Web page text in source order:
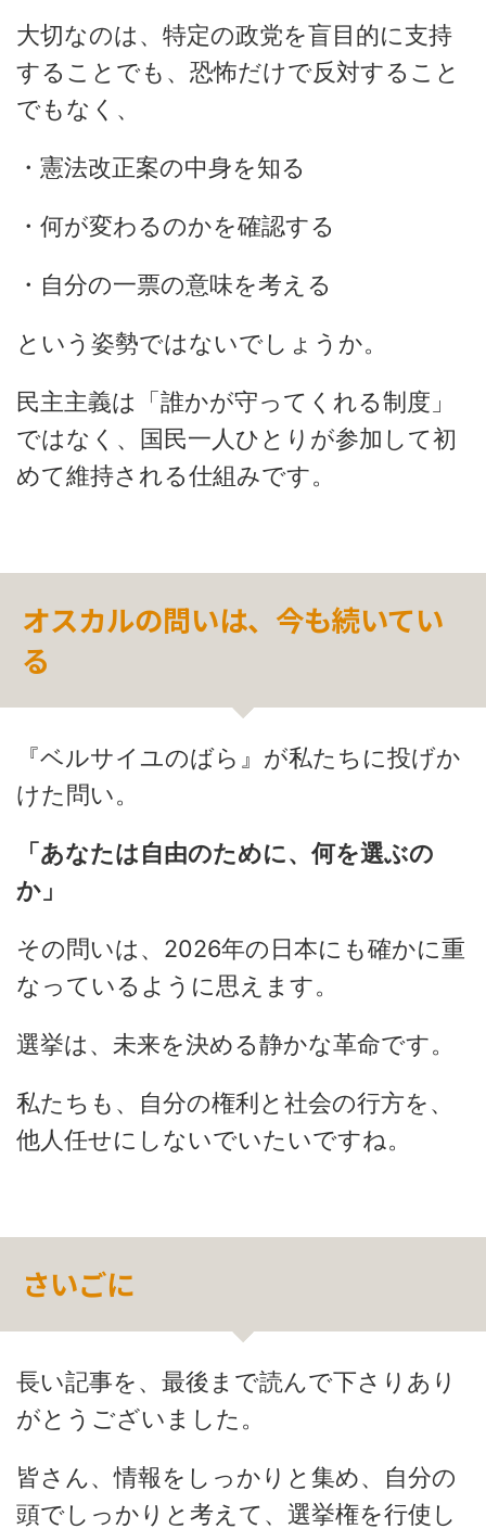
大切なのは、特定の政党を盲目的に支持
することでも、恐怖だけで反対すること
でもなく、
・憲法改正案の中身を知る
・何が変わるのかを確認する
・自分の一票の意味を考える
という姿勢ではないでしょうか。
民主主義は「誰かが守ってくれる制度」
ではなく、 国民一人ひとりが参加して初
めて維持される仕組みです。
オスカルの問いは、今も続いてい
る
『ベルサイユのばら』が私たちに投げか
けた問い。
「あなたは自由のために、何を選ぶの
か」
その問いは、2026年の日本にも確かに重
なっているように思えます。
選挙は、未来を決める静かな革命です。
私たちも、自分の権利と社会の行方を、
他人任せにしないでいたいですね。
さいごに
長い記事を、最後まで読んで下さりあり
がとうございました。
皆さん、情報をしっかりと集め、自分の
頭でしっかりと考えて、選挙権を行使し